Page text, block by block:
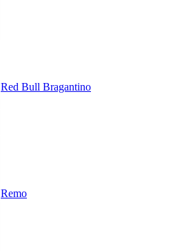
Red Bull Bragantino
Remo